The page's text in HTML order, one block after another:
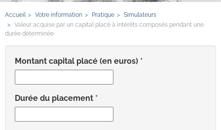
Accueil Votre information Pratique
Simulateurs
Valeur acquise par un capital placé à intérêts composés pendant une
durée déterminée
Montant capital placé (en euros)
Durée du placement